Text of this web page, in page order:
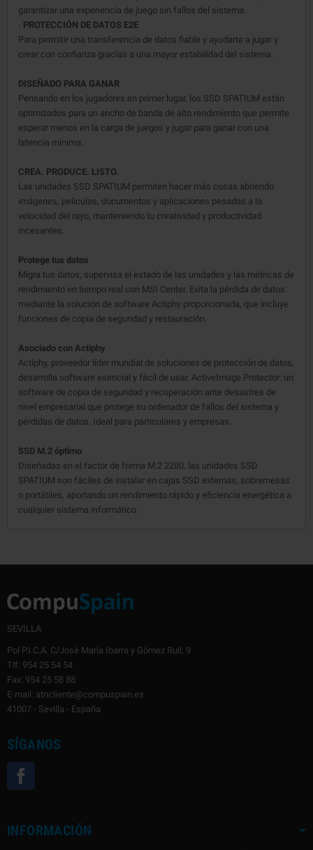
garantizar una experiencia de juego sin fallos del sistema.
PROTECCIÓN DE DATOS E2E
Para permitir una transferencia de datos fiable y ayudarte a jugar y
crear con confianza gracias a una mayor estabilidad del sistema.
DISEÑADO PARA GANAR
Pensando en los jugadores en primer lugar, los SSD SPATIUM están
optimizados para un ancho de banda de alto rendimiento que permite
esperar menos en la carga de juegos y jugar para ganar con una
latencia mínima.
CREA. PRODUCE. LISTO.
Las unidades SSD SPATIUM permiten hacer más cosas abriendo
imágenes, películas, documentos y aplicaciones pesadas a la
velocidad del rayo, manteniendo tu creatividad y productividad
incesantes.
Protege tus datos
Migra tus datos, supervisa el estado de las unidades y las métricas de
rendimiento en tiempo real con MSI Center. Evita la pérdida de datos
mediante la solución de software Actiphy proporcionada, que incluye
funciones de copia de seguridad y restauración.
Asociado con Actiphy
Actiphy, proveedor líder mundial de soluciones de protección de datos,
desarrolla software esencial y fácil de usar. ActiveImage Protector: un
software de copia de seguridad y recuperación ante desastres de
nivel empresarial que protege su ordenador de fallos del sistema y
pérdidas de datos. Ideal para particulares y empresas.
SSD M.2 óptimo
Diseñadas en el factor de forma M.2 2280, las unidades SSD
SPATIUM son fáciles de instalar en cajas SSD externas, sobremesas
o portátiles, aportando un rendimiento rápido y eficiencia energética a
cualquier sistema informático.
SEVILLA
Pol P.I.C.A. C/José María Ibarra y Gómez Rull, 9
Tlf: 954 25 54 54
Fax: 954 25 58 88
E-mail: atncliente@compuspain.es
41007 - Sevilla - España
SÍGANOS
INFORMACIÓN